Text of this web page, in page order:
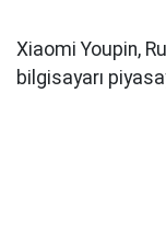
Xiaomi Youpin,
bilgisayarı